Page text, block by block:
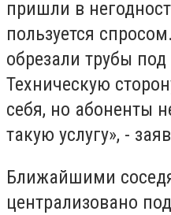
пришли в
пользуется
обрезали трубы
Техническую
себя, но абоненты
такую услугу», -
Ближайшими
централизовано